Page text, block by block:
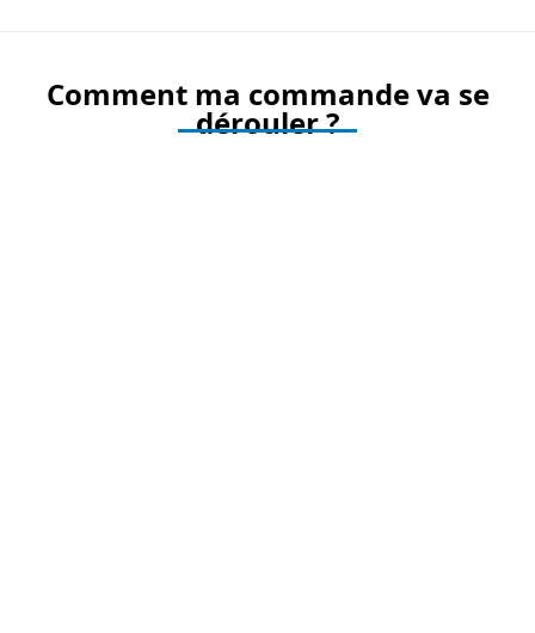
Comment ma commande va se
dérouler ?